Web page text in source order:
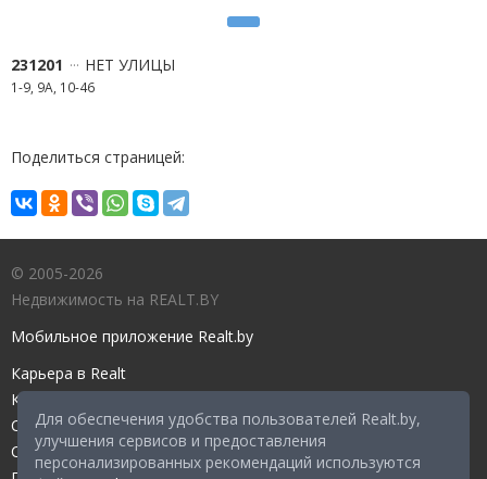
Для обеспечения удобства пользователей Realt.by,
улучшения сервисов и предоставления
персонализированных рекомендаций используются
231201 НЕТ УЛИЦЫ
1-9, 9А, 10-46
Поделиться страницей:
© 2005-2026
Недвижимость на REALT.BY
Мобильное приложение Realt.by
Карьера в Realt
Контакты редакции
Справочный центр
Служба поддержки